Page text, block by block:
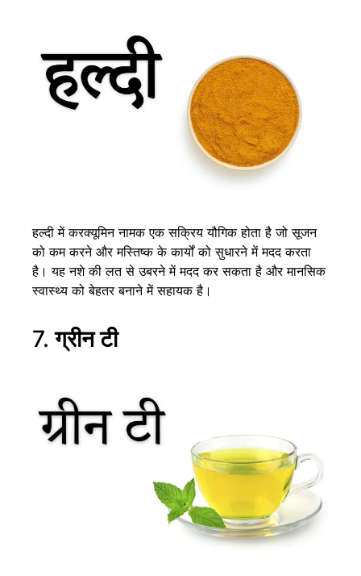
हल्दी में करक्यूमिन नामक एक सक्रिय यौगिक होता है जो सूजन
को कम करने और मस्तिष्क के कार्यों को सुधारने में मदद करता
है। यह नशे की लत से उबरने में मदद कर सकता है और मानसिक
स्वास्थ्य को बेहतर बनाने में सहायक है।
7.ग्रीन टी